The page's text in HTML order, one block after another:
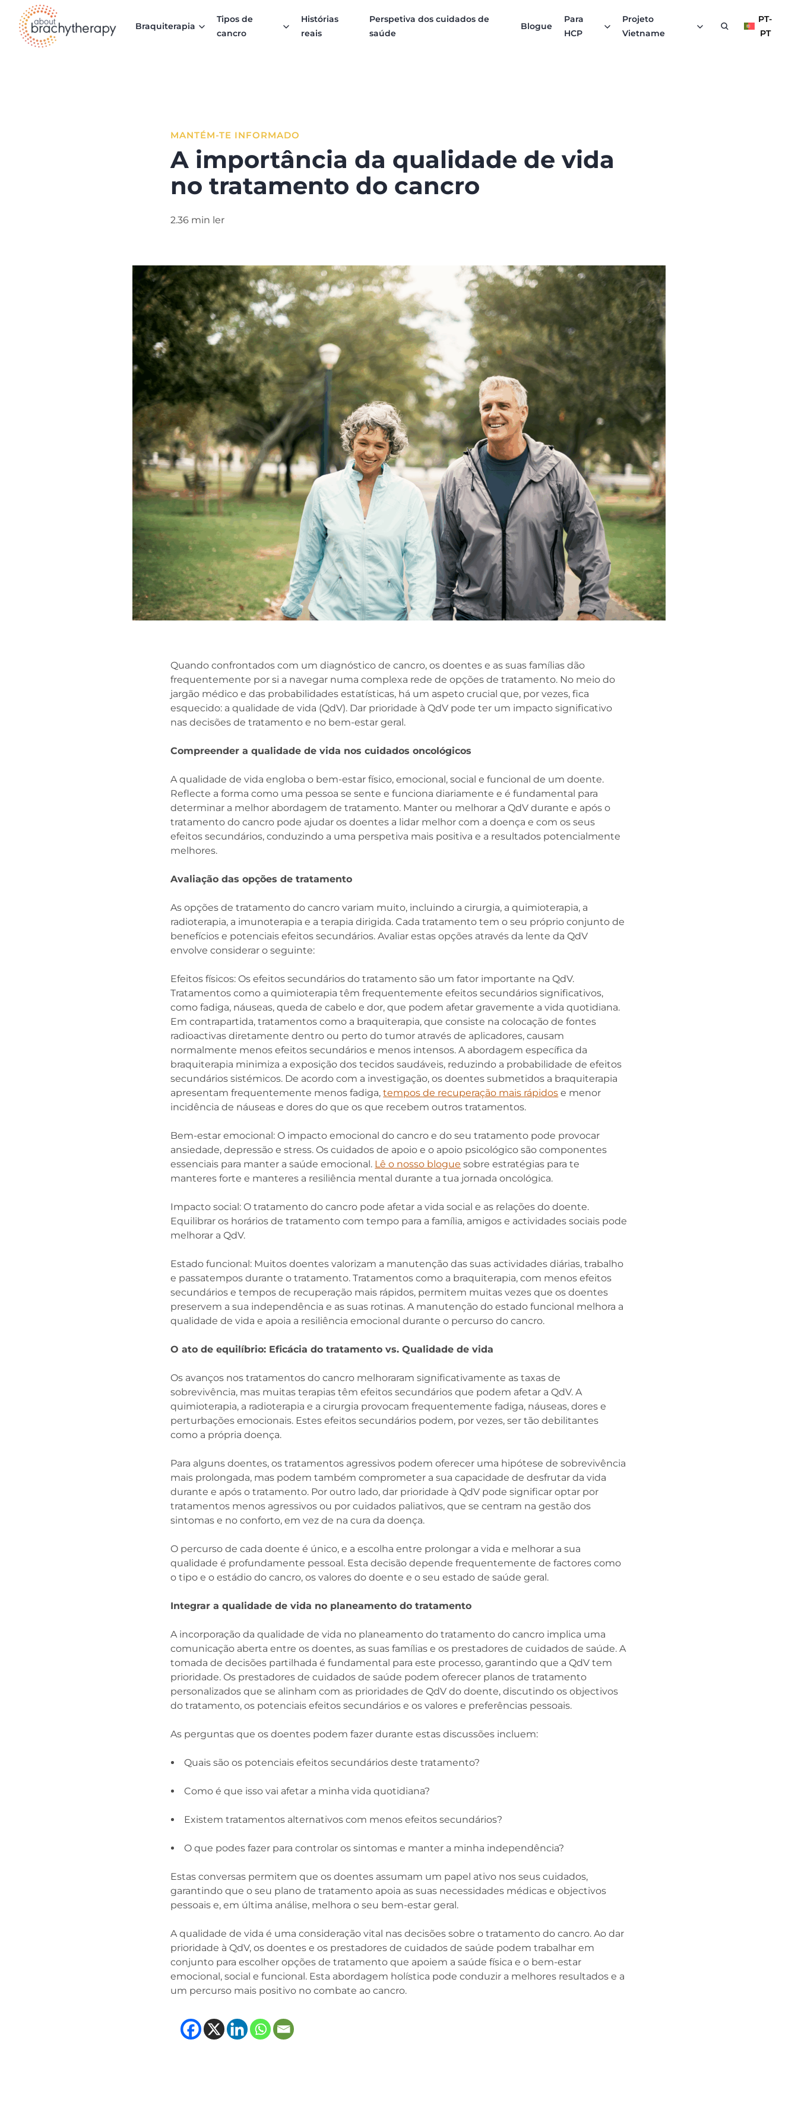
Skip to content
Braquiterapia
Tipos de
cancro
Histórias
reais
Perspetiva dos cuidados de
saúde
Blogue
Para
HCP
Projeto
Vietname
PT-
PT
MANTÉM-TE INFORMADO
A importância da qualidade de vida
no tratamento do cancro
2.36 min ler
Quando confrontados com um diagnóstico de cancro, os doentes e as suas famílias dão
frequentemente por si a navegar numa complexa rede de opções de tratamento. No meio do
jargão médico e das probabilidades estatísticas, há um aspeto crucial que, por vezes, fica
esquecido: a qualidade de vida (QdV). Dar prioridade à QdV pode ter um impacto significativo
nas decisões de tratamento e no bem-estar geral.
Compreender a qualidade de vida nos cuidados oncológicos
A qualidade de vida engloba o bem-estar físico, emocional, social e funcional de um doente.
Reflecte a forma como uma pessoa se sente e funciona diariamente e é fundamental para
determinar a melhor abordagem de tratamento. Manter ou melhorar a QdV durante e após o
tratamento do cancro pode ajudar os doentes a lidar melhor com a doença e com os seus
efeitos secundários, conduzindo a uma perspetiva mais positiva e a resultados potencialmente
melhores.
Avaliação das opções de tratamento
As opções de tratamento do cancro variam muito, incluindo a cirurgia, a quimioterapia, a
radioterapia, a imunoterapia e a terapia dirigida. Cada tratamento tem o seu próprio conjunto de
benefícios e potenciais efeitos secundários. Avaliar estas opções através da lente da QdV
envolve considerar o seguinte:
Efeitos físicos: Os efeitos secundários do tratamento são um fator importante na QdV.
Tratamentos como a quimioterapia têm frequentemente efeitos secundários significativos,
como fadiga, náuseas, queda de cabelo e dor, que podem afetar gravemente a vida quotidiana.
Em contrapartida, tratamentos como a braquiterapia, que consiste na colocação de fontes
radioactivas diretamente dentro ou perto do tumor através de aplicadores, causam
normalmente menos efeitos secundários e menos intensos. A abordagem específica da
braquiterapia minimiza a exposição dos tecidos saudáveis, reduzindo a probabilidade de efeitos
secundários sistémicos. De acordo com a investigação, os doentes submetidos a braquiterapia
apresentam frequentemente menos fadiga,tempos de recuperação mais rápidos e menor
incidência de náuseas e dores do que os que recebem outros tratamentos.
Bem-estar emocional: O impacto emocional do cancro e do seu tratamento pode provocar
ansiedade, depressão e stress. Os cuidados de apoio e o apoio psicológico são componentes
essenciais para manter a saúde emocional. Lê o nosso blogue sobre estratégias para te
manteres forte e manteres a resiliência mental durante a tua jornada oncológica.
Impacto social: O tratamento do cancro pode afetar a vida social e as relações do doente.
Equilibrar os horários de tratamento com tempo para a família, amigos e actividades sociais pode
melhorar a QdV.
Estado funcional: Muitos doentes valorizam a manutenção das suas actividades diárias, trabalho
e passatempos durante o tratamento. Tratamentos como a braquiterapia, com menos efeitos
secundários e tempos de recuperação mais rápidos, permitem muitas vezes que os doentes
preservem a sua independência e as suas rotinas. A manutenção do estado funcional melhora a
qualidade de vida e apoia a resiliência emocional durante o percurso do cancro.
O ato de equilíbrio: Eficácia do tratamento vs. Qualidade de vida
Os avanços nos tratamentos do cancro melhoraram significativamente as taxas de
sobrevivência, mas muitas terapias têm efeitos secundários que podem afetar a QdV. A
quimioterapia, a radioterapia e a cirurgia provocam frequentemente fadiga, náuseas, dores e
perturbações emocionais. Estes efeitos secundários podem, por vezes, ser tão debilitantes
como a própria doença.
Para alguns doentes, os tratamentos agressivos podem oferecer uma hipótese de sobrevivência
mais prolongada, mas podem também comprometer a sua capacidade de desfrutar da vida
durante e após o tratamento. Por outro lado, dar prioridade à QdV pode significar optar por
tratamentos menos agressivos ou por cuidados paliativos, que se centram na gestão dos
sintomas e no conforto, em vez de na cura da doença.
O percurso de cada doente é único, e a escolha entre prolongar a vida e melhorar a sua
qualidade é profundamente pessoal. Esta decisão depende frequentemente de factores como
o tipo e o estádio do cancro, os valores do doente e o seu estado de saúde geral.
Integrar a qualidade de vida no planeamento do tratamento
A incorporação da qualidade de vida no planeamento do tratamento do cancro implica uma
comunicação aberta entre os doentes, as suas famílias e os prestadores de cuidados de saúde. A
tomada de decisões partilhada é fundamental para este processo, garantindo que a QdV tem
prioridade. Os prestadores de cuidados de saúde podem oferecer planos de tratamento
personalizados que se alinham com as prioridades de QdV do doente, discutindo os objectivos
do tratamento, os potenciais efeitos secundários e os valores e preferências pessoais.
As perguntas que os doentes podem fazer durante estas discussões incluem:
Quais são os potenciais efeitos secundários deste tratamento?
Como é que isso vai afetar a minha vida quotidiana?
Existem tratamentos alternativos com menos efeitos secundários?
O que podes fazer para controlar os sintomas e manter a minha independência?
Estas conversas permitem que os doentes assumam um papel ativo nos seus cuidados,
garantindo que o seu plano de tratamento apoia as suas necessidades médicas e objectivos
pessoais e, em última análise, melhora o seu bem-estar geral.
A qualidade de vida é uma consideração vital nas decisões sobre o tratamento do cancro. Ao dar
prioridade à QdV, os doentes e os prestadores de cuidados de saúde podem trabalhar em
conjunto para escolher opções de tratamento que apoiem a saúde física e o bem-estar
emocional, social e funcional. Esta abordagem holística pode conduzir a melhores resultados e a
um percurso mais positivo no combate ao cancro.
(opens in new tab)
(opens in new tab)
(opens in new tab)
(opens in new tab)